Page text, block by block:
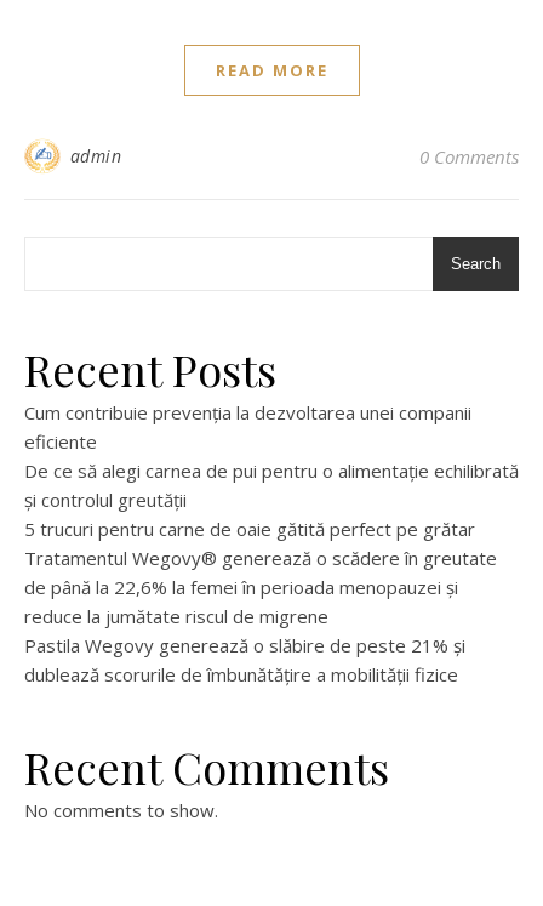
READ MORE
admin 0 Comments
Search
Recent Posts
Cum contribuie prevenția la dezvoltarea unei companii
eficiente
De ce să alegi carnea de pui pentru o alimentație echilibrată
și controlul greutății
5 trucuri pentru carne de oaie gătită perfect pe grătar
Tratamentul Wegovy® generează o scădere în greutate
de până la 22,6% la femei în perioada menopauzei și
reduce la jumătate riscul de migrene
Pastila Wegovy generează o slăbire de peste 21% și
dublează scorurile de îmbunătățire a mobilității fizice
Recent Comments
No comments to show.